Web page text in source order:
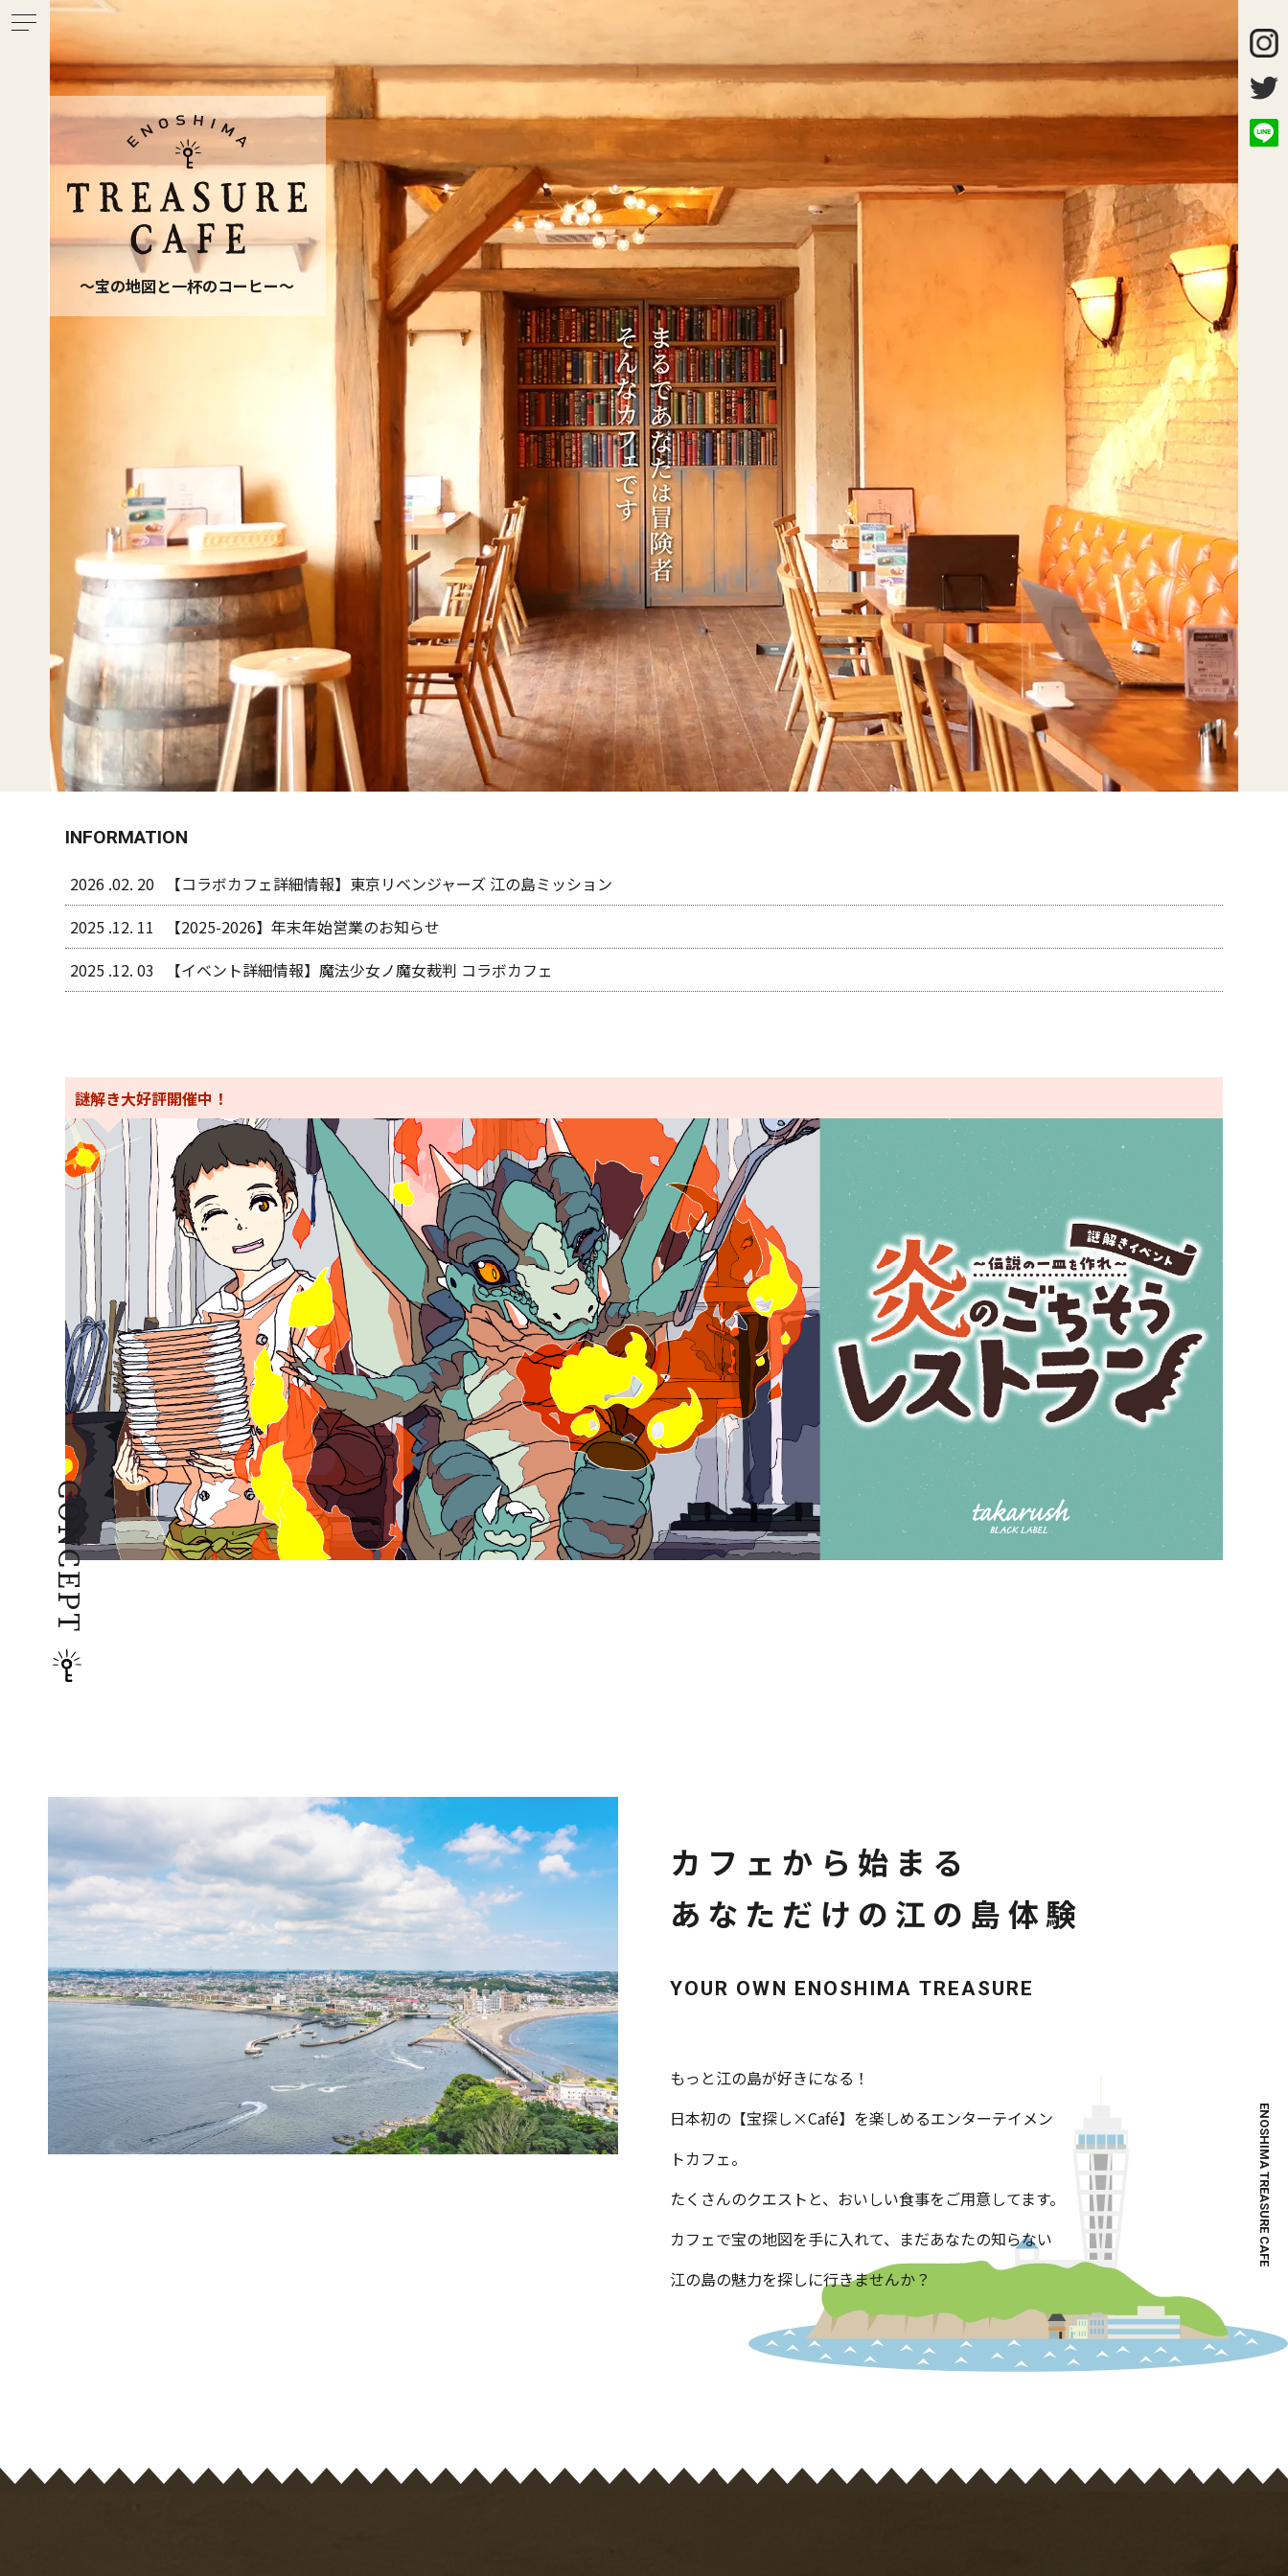
ホーム
Home
お知らせ
Infomation
VIPルーム
VIP Room
メニュー
Menu
リアルな宝探し
〜宝の地図と一杯のコーヒー〜
ENOSHIMA TREASURE CAFE
INFORMATION
2026 .02. 20
【コラボカフェ詳細情報】東京リベンジャーズ 江の島ミッション
2025 .12. 11
【2025-2026】年末年始営業のお知らせ
2025 .12. 03
【イベント詳細情報】魔法少女ノ魔女裁判 コラボカフェ
謎解き大好評開催中！
CONCEPT
カフェから始まる
あなただけの江の島体験
YOUR OWN ENOSHIMA TREASURE
もっと江の島が好きになる！
日本初の【宝探し×Café】を楽しめるエンターテイメン
トカフェ。
たくさんのクエストと、おいしい食事をご用意してます。
カフェで宝の地図を手に入れて、まだあなたの知らない
江の島の魅力を探しに行きませんか？